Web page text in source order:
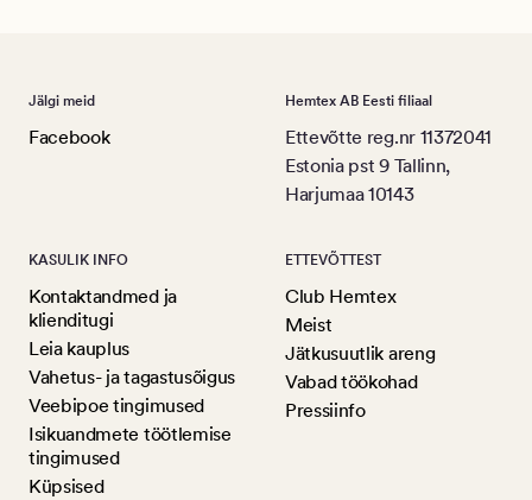
Jälgi meid
Facebook
Hemtex AB Eesti filiaal
Ettevõtte reg.nr 11372041
Estonia pst 9 Tallinn,
Harjumaa 10143
KASULIK INFO
Kontaktandmed ja
klienditugi
Leia kauplus
Vahetus- ja tagastusõigus
Veebipoe tingimused
Isikuandmete töötlemise
tingimused
Küpsised
ETTEVÕTTEST
Club Hemtex
Meist
Jätkusuutlik areng
Vabad töökohad
Pressiinfo